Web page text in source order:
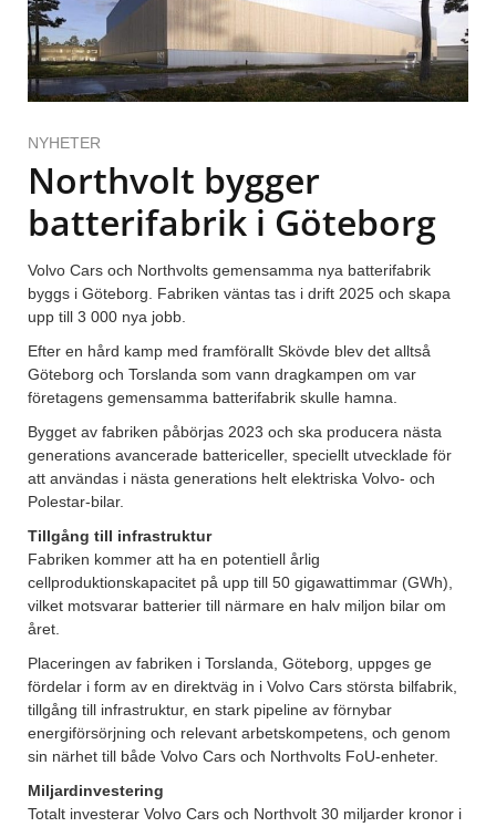
NYHETER
Northvolt bygger
batterifabrik i Göteborg
Volvo Cars och Northvolts gemensamma nya batterifabrik
byggs i Göteborg. Fabriken väntas tas i drift 2025 och skapa
upp till 3 000 nya jobb.
Efter en hård kamp med framförallt Skövde blev det alltså
Göteborg och Torslanda som vann dragkampen om var
företagens gemensamma batterifabrik skulle hamna.
Bygget av fabriken påbörjas 2023 och ska producera nästa
generations avancerade battericeller, speciellt utvecklade för
att användas i nästa generations helt elektriska Volvo- och
Polestar-bilar.
Tillgång till infrastruktur
Fabriken kommer att ha en potentiell årlig
cellproduktionskapacitet på upp till 50 gigawattimmar (GWh),
vilket motsvarar batterier till närmare en halv miljon bilar om
året.
Placeringen av fabriken i Torslanda, Göteborg, uppges ge
fördelar i form av en direktväg in i Volvo Cars största bilfabrik,
tillgång till infrastruktur, en stark pipeline av förnybar
energiförsörjning och relevant arbetskompetens, och genom
sin närhet till både Volvo Cars och Northvolts FoU-enheter.
Miljardinvestering
Totalt investerar Volvo Cars och Northvolt 30 miljarder kronor i